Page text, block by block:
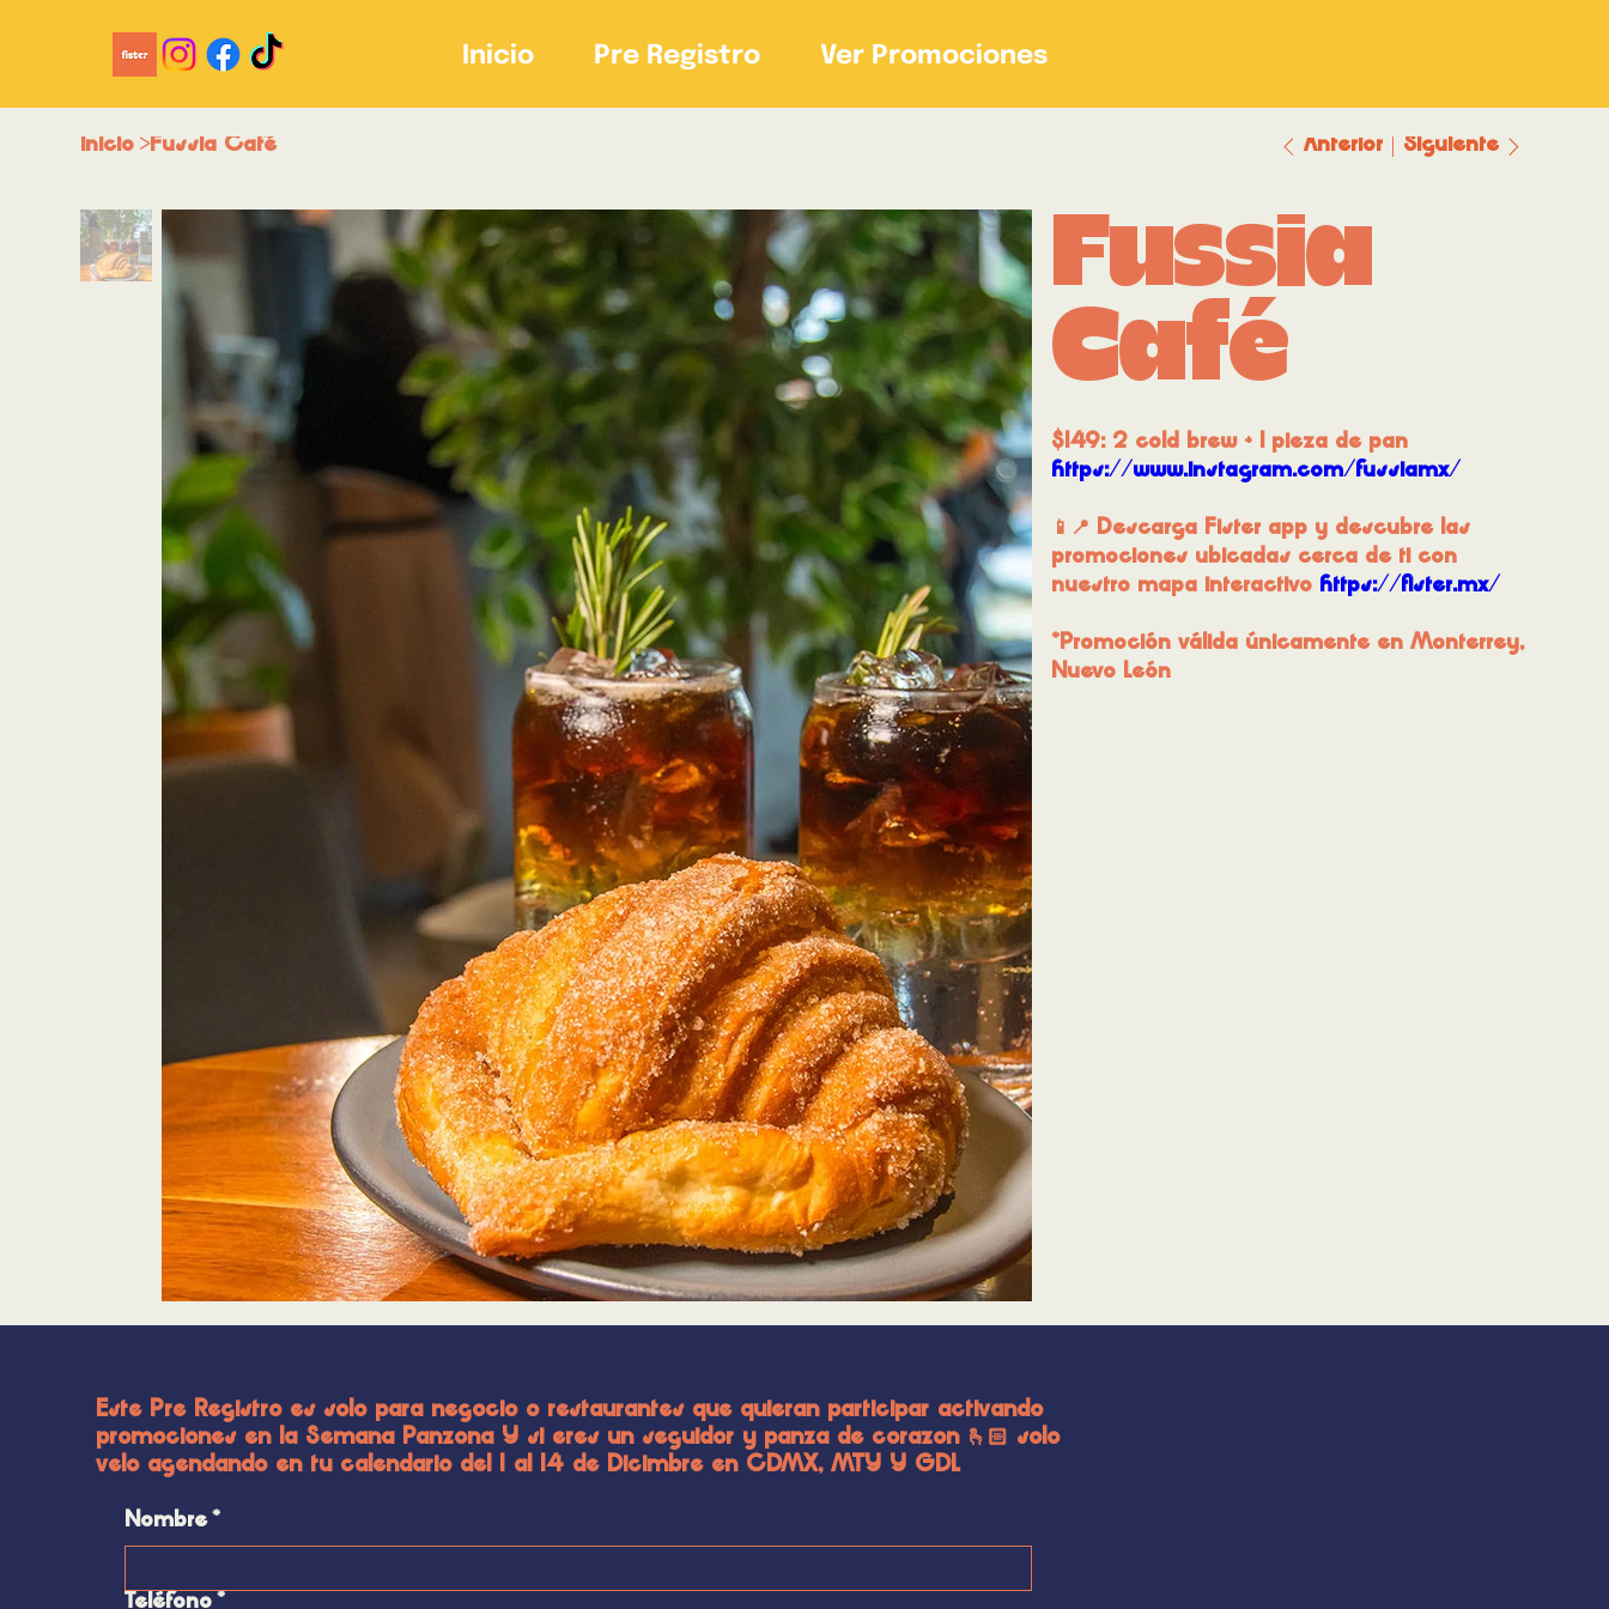
Inicio Pre Registro Ver Promociones
Inicio >Fussia Café Anterior Siguiente
Fussia
Café
$149: 2 cold brew + 1 pieza de pan
https://www.instagram.com/fussiamx/
📱📍 Descarga Fister app y descubre las
promociones ubicadas cerca de ti con
nuestro mapa interactivo https://fister.mx/
*Promoción válida únicamente en Monterrey,
Nuevo León
Este Pre Registro es solo para negocio o restaurantes que quieran participar activando
promociones en la Semana Panzona Y si eres un seguidor y panza de corazon 🫰🏻 solo
velo agendando en tu calendario del 1 al 14 de Dicimbre en CDMX, MTY Y GDL
Nombre *
Teléfono *